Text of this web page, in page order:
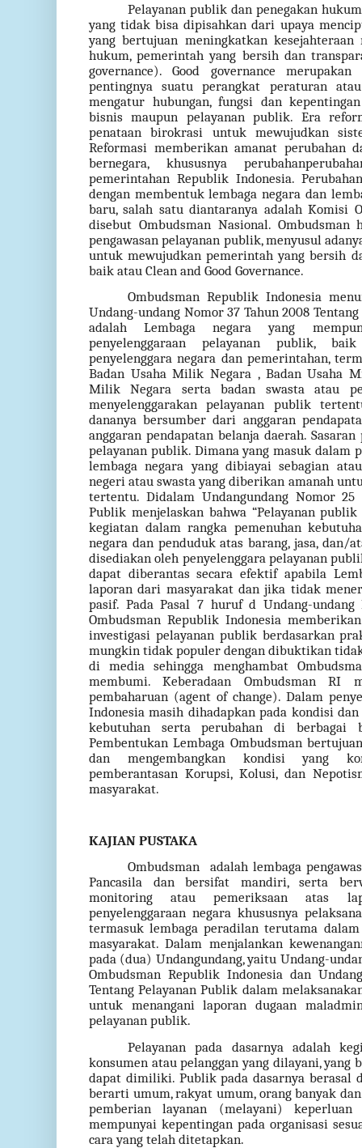
Pelayanan publik dan penegakan
yang tidak bisa dipisahkan dari upaya
yang bertujuan meningkatkan kesejahteraan
hukum, pemerintah yang bersih dan
governance). Good governance
pentingnya suatu perangkat peraturan
mengatur hubungan, fungsi dan
bisnis maupun pelayanan publik. Era
penataan birokrasi untuk mewujudkan
Reformasi memberikan amanat perubahan
bernegara, khususnya
pemerintahan Republik Indonesia.
dengan membentuk lembaga negara dan
baru, salah satu diantaranya adalah Komisi
disebut Ombudsman Nasional.
pengawasan pelayanan publik, menyusul
untuk mewujudkan pemerintah yang bersih
baik atau Clean and Good Governance.
Ombudsman Republik Indonesia
Undang-undang Nomor 37 Tahun 2008
adalah Lembaga negara yang
penyelenggaraan pelayanan publik,
penyelenggara negara dan pemerintahan,
Badan Usaha Milik Negara , Badan Usaha
Milik Negara serta badan swasta atau
menyelenggarakan pelayanan publik
dananya bersumber dari anggaran
anggaran pendapatan belanja daerah.
pelayanan publik. Dimana yang masuk dalam
lembaga negara yang dibiayai sebagian
negeri atau swasta yang diberikan amanah
tertentu. Didalam Undangundang Nomor 25
Publik menjelaskan bahwa “Pelayanan
kegiatan dalam rangka pemenuhan
negara dan penduduk atas barang, jasa, dan/
disediakan oleh penyelenggara pelayanan
dapat diberantas secara efektif apabila
laporan dari masyarakat dan jika tidak
pasif. Pada Pasal 7 huruf d Undang-
Ombudsman Republik Indonesia
investigasi pelayanan publik berdasarkan
mungkin tidak populer dengan dibuktikan
di media sehingga menghambat
membumi. Keberadaan Ombudsman RI
pembaharuan (agent of change). Dalam
Indonesia masih dihadapkan pada kondisi
kebutuhan serta perubahan di berbagai
Pembentukan Lembaga Ombudsman
dan mengembangkan kondisi yang
pemberantasan Korupsi, Kolusi, dan
masyarakat.
KAJIAN PUSTAKA
Ombudsman
adalah lembaga
Pancasila dan bersifat mandiri, serta
monitoring atau pemeriksaan atas
penyelenggaraan negara khususnya
termasuk lembaga peradilan terutama
masyarakat. Dalam menjalankan
pada (dua) Undangundang, yaitu Undang-
Ombudsman Republik Indonesia dan
Tentang Pelayanan Publik dalam
untuk menangani laporan dugaan
pelayanan publik.
Pelayanan pada dasarnya adalah
konsumen atau pelanggan yang dilayani,
dapat dimiliki. Publik pada dasarnya berasal
berarti umum, rakyat umum, orang banyak
pemberian layanan (melayani)
mempunyai kepentingan pada organisasi
cara yang telah ditetapkan.